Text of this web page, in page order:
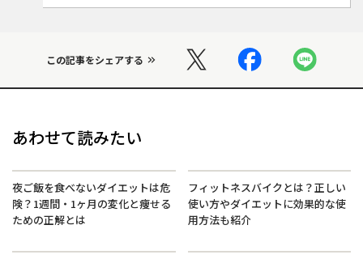
この記事をシェアする
あわせて読みたい
夜ご飯を食べないダイエットは危
険？1週間・1ヶ月の変化と痩せる
ための正解とは
フィットネスバイクとは？正しい
使い方やダイエットに効果的な使
用方法も紹介